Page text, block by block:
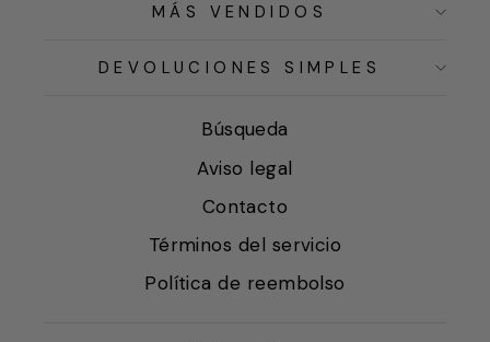
MÁS VENDIDOS
DEVOLUCIONES SIMPLES
Búsqueda
Aviso legal
Contacto
Términos del servicio
Política de reembolso